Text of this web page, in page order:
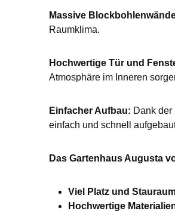
Massive
Raumklima.
Hochwertige Tür und
Atmosphäre im Inneren
Einfacher Aufbau: Dank
einfach und schnell
Das Gartenhaus Augusta
Viel Platz und
Hochwertige